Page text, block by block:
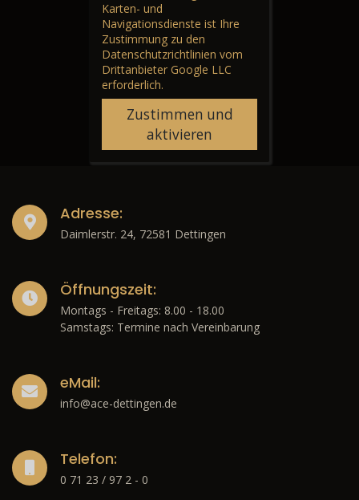
Karten- und
Navigationsdienste ist Ihre
Zustimmung zu den
Datenschutzrichtlinien vom
Drittanbieter Google LLC
erforderlich.
Zustimmen und
aktivieren
Adresse:
Daimlerstr. 24, 72581 Dettingen
Öffnungszeit:
Montags - Freitags: 8.00 - 18.00
Samstags: Termine nach Vereinbarung
eMail:
info@ace-dettingen.de
Telefon:
0 71 23 / 97 2 - 0